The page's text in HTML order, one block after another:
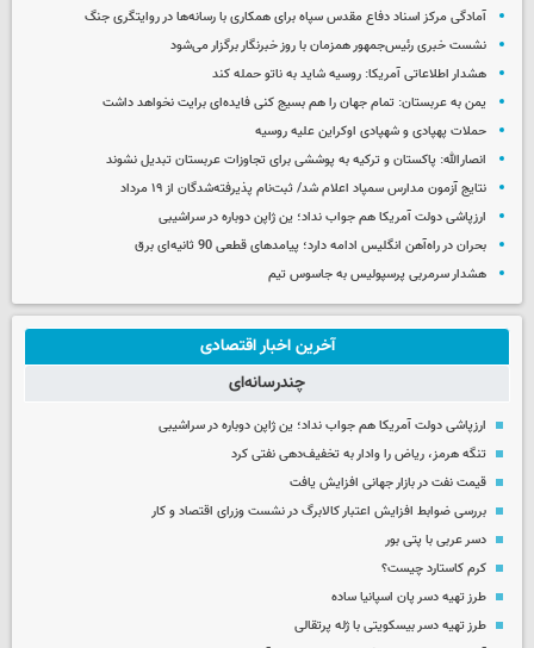
آمادگی مرکز اسناد دفاع مقدس سپاه برای همکاری با رسانه‌ها در روایتگری جنگ
نشست خبری رئیس‌جمهور همزمان با روز خبرنگار برگزار می‌شود
هشدار اطلاعاتی آمریکا: روسیه شاید به ناتو حمله کند
یمن به عربستان: تمام جهان را هم بسیج کنی فایده‌ای برایت نخواهد داشت
حملات پهپادی و شهپادی اوکراین علیه روسیه
انصارالله: پاکستان و ترکیه به پوششی برای تجاوزات عربستان تبدیل نشوند
نتایج آزمون مدارس سمپاد اعلام شد/ ثبت‌نام پذیرفته‌شدگان از ۱۹ مرداد
ارزپاشی دولت آمریکا هم جواب نداد؛ ین ژاپن دوباره در سراشیبی
بحران در راه‌آهن انگلیس ادامه دارد؛ پیامدهای قطعی 90 ثانیه‌ای برق
هشدار سرمربی پرسپولیس به جاسوس تیم
آخرین اخبار اقتصادی
چندرسانه‌ای
ارزپاشی دولت آمریکا هم جواب نداد؛ ین ژاپن دوباره در سراشیبی
تنگه هرمز، ریاض را وادار به تخفیف‌دهی نفتی کرد
قیمت نفت در بازار جهانی افزایش یافت
بررسی ضوابط افزایش اعتبار کالابرگ در نشست وزرای اقتصاد و کار
دسر عربی با پتی بور
کرم کاستارد چیست؟
طرز تهیه دسر پان اسپانیا ساده
طرز تهیه دسر بیسکویتی با ژله پرتقالی